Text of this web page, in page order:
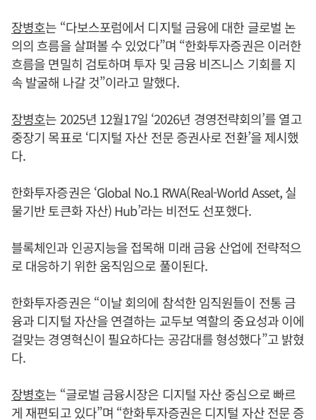
장병호는 “다보스포럼에서 디지털 금융에 대한 글로벌 논
의의 흐름을 살펴볼 수 있었다”며 “한화투자증권은 이러한
흐름을 면밀히 검토하며 투자 및 금융 비즈니스 기회를 지
속 발굴해 나갈 것”이라고 말했다.
장병호는 2025년 12월17일 ‘2026년 경영전략회의’를 열고
중장기 목표로 ‘디지털 자산 전문 증권사로 전환’을 제시했
다.
한화투자증권은 ‘Global No.1 RWA(Real-World Asset, 실
물기반 토큰화 자산) Hub’라는 비전도 선포했다.
블록체인과 인공지능을 접목해 미래 금융 산업에 전략적으
로 대응하기 위한 움직임으로 풀이된다.
한화투자증권은 “이날 회의에 참석한 임직원들이 전통 금
융과 디지털 자산을 연결하는 교두보 역할의 중요성과 이에
걸맞는 경영혁신이 필요하다는 공감대를 형성했다”고 밝혔
다.
장병호는 “글로벌 금융시장은 디지털 자산 중심으로 빠르
게 재편되고 있다”며 “한화투자증권은 디지털 자산 전문 증